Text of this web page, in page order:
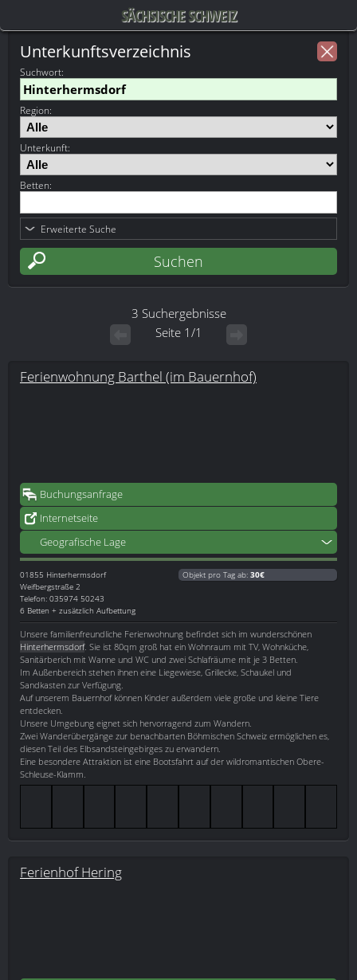
SÄCHSISCHE SCHWEIZ
Unterkunftsverzeichnis
Suchwort:
Region:
Unterkunft:
Betten:
Erweiterte Suche
3 Suchergebnisse
Seite 1/1
Ferienwohnung Barthel (im Bauernhof)
Buchungsanfrage
Internetseite
Geografische Lage
01855 Hinterhermsdorf
Weifbergstraße 2
Telefon: 035974 50243
6 Betten + zusätzlich Aufbettung
Objekt pro Tag ab: 30€
Unsere familienfreundliche Ferienwohnung befindet sich im wunderschönen
Hinterhermsdorf. Sie ist 80qm groß hat ein Wohnraum mit TV, Wohnküche,
Sanitärberich mit Wanne und WC und zwei Schlafräume mit je 3 Betten.
Im Außenbereich stehen ihnen eine Liegewiese, Grillecke, Schaukel und
Sandkasten zur Verfügung.
Auf unserem Bauernhof können Kinder außerdem viele große und kleine Tiere
entdecken.
Unsere Umgebung eignet sich hervorragend zum Wandern.
Zwei Wanderübergänge zur benachbarten Böhmischen Schweiz ermöglichen es,
diesen Teil des Elbsandsteingebirges zu erwandern.
Eine besondere Attraktion ist eine Bootsfahrt auf der wildromantischen Obere-
Schleuse-Klamm.
Ferienhof Hering